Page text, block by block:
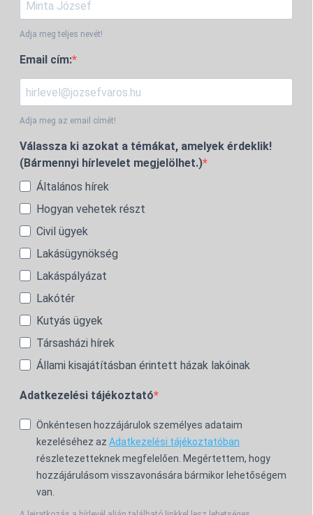
Adja meg teljes nevét!
Email cím:
Adja meg az email címét!
Válassza ki azokat a témákat, amelyek érdeklik!
(Bármennyi hírlevelet megjelölhet.)
Általános hírek
Hogyan vehetek részt
Civil ügyek
Lakásügynökség
Lakáspályázat
Lakótér
Kutyás ügyek
Társasházi hírek
Állami kisajátításban érintett házak lakóinak
Adatkezelési tájékoztató
Önkéntesen hozzájárulok személyes adataim
kezeléséhez az Adatkezelési tájékoztatóban
részletezetteknek megfelelően. Megértettem, hogy
hozzájárulásom visszavonására bármikor lehetőségem
van.